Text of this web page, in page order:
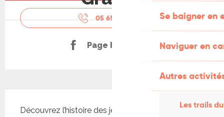
Se baigner en
Naviguer en
Autres
Les trails
05 65 33 15
Page Facebook
Découvrez l’histoire des jeux vidéo : une